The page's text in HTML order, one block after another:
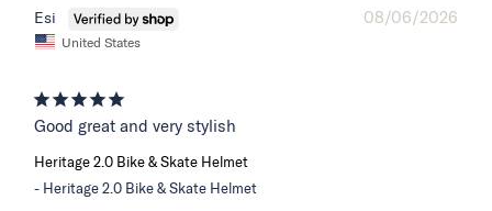
08/06/2026
Esi
United States
Good great and very stylish
Heritage 2.0 Bike & Skate Helmet
Heritage 2.0 Bike & Skate Helmet